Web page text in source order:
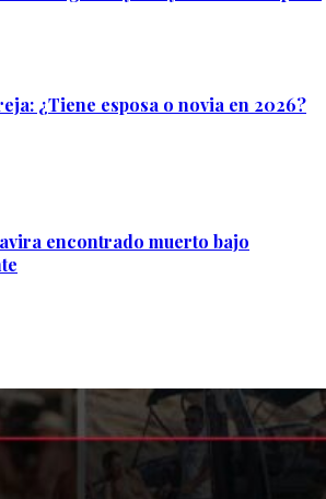
¿Tiene esposa o novia en 2026?
encontrado muerto bajo